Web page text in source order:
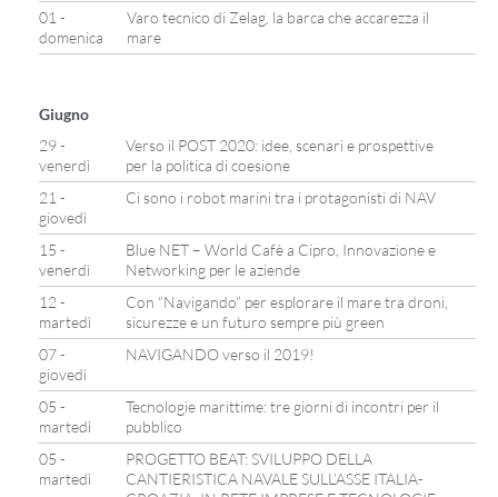
01 -
domenica
Varo tecnico di Zelag, la barca che accarezza il
mare
Giugno
29 -
venerdì
Verso il POST 2020: idee, scenari e prospettive
per la politica di coesione
21 -
giovedì
Ci sono i robot marini tra i protagonisti di NAV
15 -
venerdì
Blue NET – World Cafè a Cipro, Innovazione e
Networking per le aziende
12 -
martedì
Con “Navigando” per esplorare il mare tra droni,
sicurezze e un futuro sempre più green
07 -
giovedì
NAVIGANDO verso il 2019!
05 -
martedì
Tecnologie marittime: tre giorni di incontri per il
pubblico
05 -
martedì
PROGETTO BEAT: SVILUPPO DELLA
CANTIERISTICA NAVALE SULL’ASSE ITALIA-